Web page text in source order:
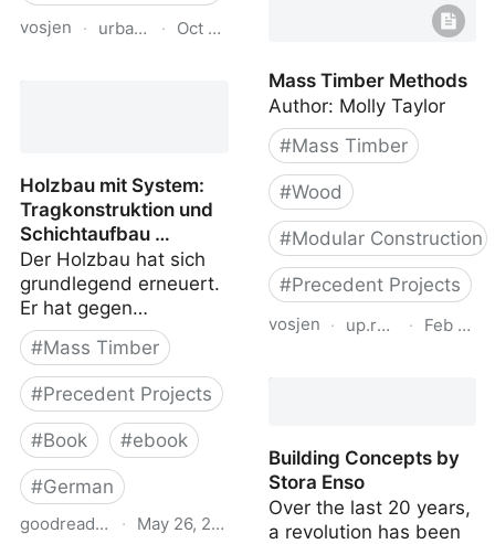
vosjen · urbanarium.org
· Oct 24, 2025
Holzbau mit System:
Tragkonstruktion und
Schichtaufbau …
Der Holzbau hat sich
grundlegend erneuert.
Er hat gegen…
#Mass Timber
#Precedent Projects
#Book #ebook
#German
goodreads.com
· May 26, 2025
Mass Timber Methods
Author: Molly Taylor
#Mass Timber
#Wood
#Modular Construction
#Precedent Projects
vosjen · up.raindrop.io
· Feb 19,
Building Concepts by
Stora Enso
Over the last 20 years,
a revolution has been